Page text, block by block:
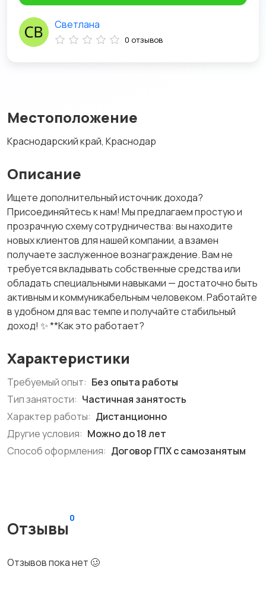
Местоположение
Краснодарский край, Краснодар
Описание
Ищете дополнительный источник дохода?
Присоединяйтесь к нам! Мы предлагаем простую и
прозрачную схему сотрудничества: вы находите
новых клиентов для нашей компании, а взамен
получаете заслуженное вознаграждение. Вам не
требуется вкладывать собственные средства или
обладать специальными навыками — достаточно быть
активным и коммуникабельным человеком. Работайте
в удобном для вас темпе и получайте стабильный
доход! ‌✨ **Как это работает?
Характеристики
Требуемый опыт: Без опыта работы
Тип занятости: Частичная занятость
Характер работы: Дистанционно
Другие условия: Можно до 18 лет
Способ оформления: Договор ГПХ с самозанятым
Отзывы
0
Отзывов пока нет 🥴
Светлана
0 отзывов